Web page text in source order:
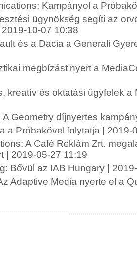
Kampányol a
ügynökség segíti az
10-07 10:38
és a Dacia a Generali
megbízást nyert a
kreatív és oktatási ügyfelek a
A Geometry díjnyertes
a Próbakővel folytatja | 2019-
A Café Reklám Zrt.
| 2019-05-27 11:19
Bővül az IAB Hungary |
Adaptive Media nyerte el a